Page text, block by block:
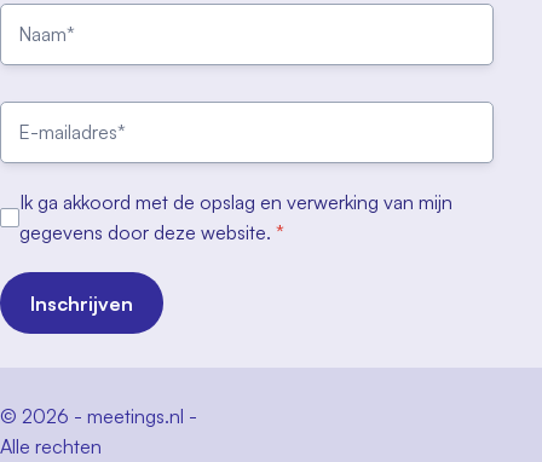
Ik ga akkoord met de opslag en verwerking van mijn
gegevens door deze website. *
Inschrijven
© 2026 - meetings.nl -
Alle rechten